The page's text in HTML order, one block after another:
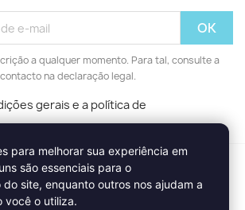
a qualquer momento. Para tal, consulte a
na declaração legal.
gerais e a política de
para melhorar sua experiência em
são essenciais para o
site, enquanto outros nos ajudam a
você o utiliza.